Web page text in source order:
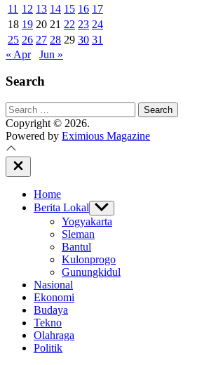
11 12 13 14 15 16 17
18 19 20 21 22 23 24
25 26 27 28 29 30 31
« Apr
Jun »
Search
Search
for:
Copyright © 2026.
Powered by Eximious Magazine
Close
Off
Home
Berita Lokal Show
sub
menu
Yogyakarta
Sleman
Bantul
Kulonprogo
Gunungkidul
Nasional
Ekonomi
Budaya
Tekno
Olahraga
Politik